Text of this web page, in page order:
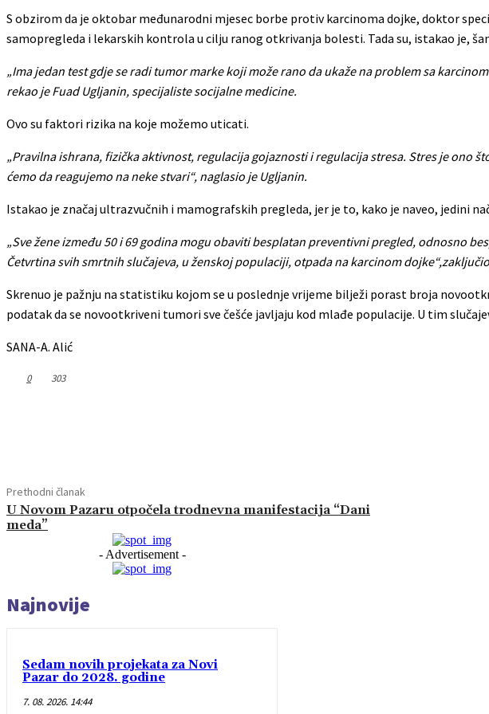
S obzirom da je oktobar međunarodni mjesec borbe protiv karcinoma dojke, doktor
samopregleda i lekarskih kontrola u cilju ranog otkrivanja bolesti. Tada su, istakao je,
„Ima jedan test gdje se radi tumor marke koji može rano da ukaže na problem sa
rekao je Fuad Ugljanin, specijaliste socijalne medicine.
Ovo su faktori rizika na koje možemo uticati.
„Pravilna ishrana, fizička aktivnost, regulacija gojaznosti i regulacija stresa. Stres je ono
ćemo da reagujemo na neke stvari“, naglasio je Ugljanin.
Istakao je značaj ultrazvučnih i mamografskih pregleda, jer je to, kako je naveo, jedini
„Sve žene između 50 i 69 godina mogu obaviti besplatan preventivni pregled, odnosno
Četvrtina svih smrtnih slučajeva, u ženskoj populaciji, otpada na karcinom
Skrenuo je pažnju na statistiku kojom se u poslednje vrijeme bilježi porast broja
podatak da se novootkriveni tumori sve češće javljaju kod mlađe populacije. U tim
SANA-A. Alić
0 303
Prethodni članak
U Novom Pazaru otpočela trodnevna manifestacija “Dani
meda”
- Advertisement -
Najnovije
Sedam novih projekata za Novi
Pazar do 2028. godine
7. 08. 2026. 14:44